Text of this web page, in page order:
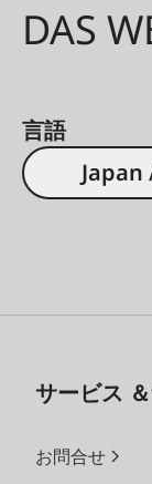
DAS
言語
Japan
サービス
お問合せ